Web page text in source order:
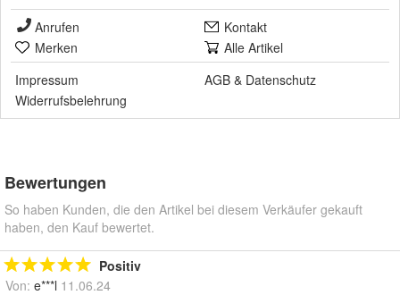
Anrufen
Kontakt
Merken
Alle Artikel
Impressum
AGB & Datenschutz
Widerrufsbelehrung
Bewertungen
So haben Kunden, die den Artikel bei diesem Verkäufer gekauft
haben, den Kauf bewertet.
Positiv
Von: e***l 11.06.24